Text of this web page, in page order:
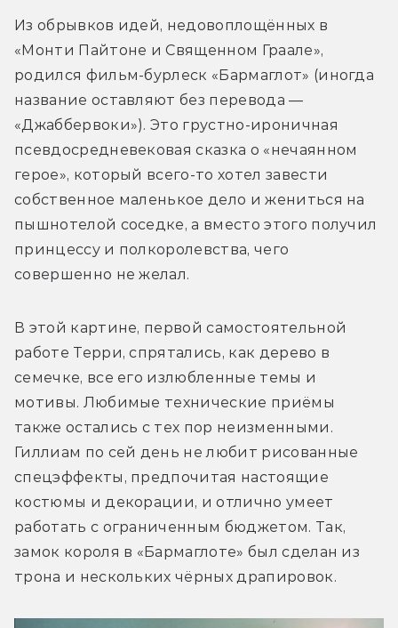
Из обрывков идей, недовоплощённых в
«Монти Пайтоне и Священном Граале»,
родился фильм-бурлеск «Бармаглот» (иногда
название оставляют без перевода —
«Джаббервоки»). Это грустно-ироничная
псевдосредневековая сказка о «нечаянном
герое», который всего-то хотел завести
собственное маленькое дело и жениться на
пышнотелой соседке, а вместо этого получил
принцессу и полкоролевства, чего
совершенно не желал.
В этой картине, первой самостоятельной
работе Терри, спрятались, как дерево в
семечке, все его излюбленные темы и
мотивы. Любимые технические приёмы
также остались с тех пор неизменными.
Гиллиам по сей день не любит рисованные
спецэффекты, предпочитая настоящие
костюмы и декорации, и отлично умеет
работать с ограниченным бюджетом. Так,
замок короля в «Бармаглоте» был сделан из
трона и нескольких чёрных драпировок.